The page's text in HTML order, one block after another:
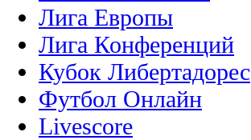
Лига Европы
Лига Конференций
Кубок Либертадорес
Футбол Онлайн
Livescore